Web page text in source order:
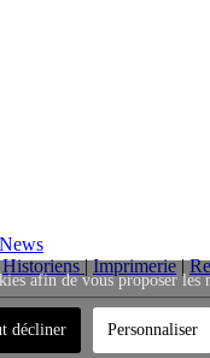
News
Historiens|Imprimerie|
afin de vous proposer les
décliner Personnaliser